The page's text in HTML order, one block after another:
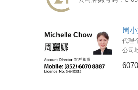
周
代理
公司